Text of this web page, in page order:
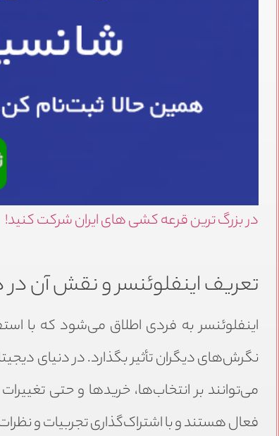
در بزرگ ترین قرعه کشی های ایران شرکت کنید!
تعریف اینفلوئنسر و نقش آن در
اینفلوئنسر به فردی اطلاق می‌شود که با
نگرش‌های دیگران تأثیر بگذارد. در دنیای
می‌توانند بر انتخاب‌ها، خریدها و حتی
فعال هستند و با اشتراک‌گذاری تجربیات و